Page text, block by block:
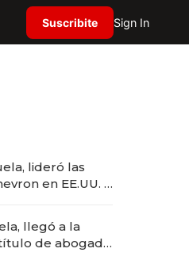
Suscribite Sign In
lideró las
en EE.UU. y
llegó a la
de abogado